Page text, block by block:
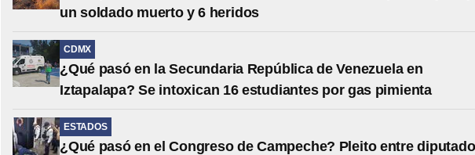
un soldado muerto y 6 heridos
CDMX
¿Qué pasó en la Secundaria República de Venezuela en
Iztapalapa? Se intoxican 16 estudiantes por gas pimienta
ESTADOS
¿Qué pasó en el Congreso de Campeche? Pleito entre